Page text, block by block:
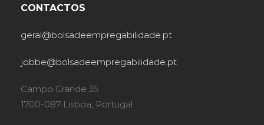
CONTACTOS
geral@bolsadeempregabilidade.pt
jobbe@bolsadeempregabilidade.pt
Campo Grande 35
1700-087 Lisboa, Portugal